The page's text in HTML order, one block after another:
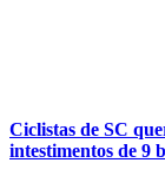
Ciclistas de SC
intestimentos de 9